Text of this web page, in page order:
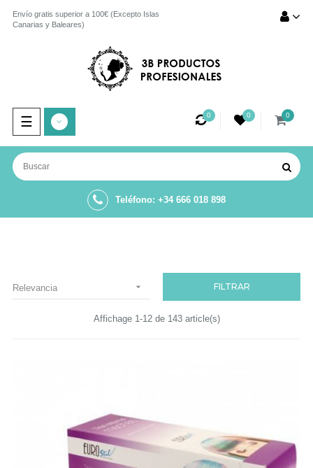
Envío gratis superior a 100€ (Excepto Islas
Canarias y Baleares)
Navegación
de
palanca
☰ 0 0 0
Teléfono: +34 666 018 898
Relevancia  FILTRAR
Affichage 1-12 de 143 article(s)